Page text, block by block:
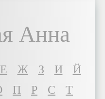
Анна
Е Ж З И
Й
П Р С
Т